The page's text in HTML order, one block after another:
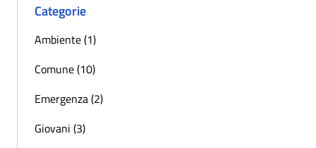
Categorie
Ambiente (1)
Comune (10)
Emergenza (2)
Giovani (3)